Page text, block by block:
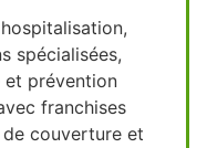
spécialisées,
et prévention
franchises
couverture et